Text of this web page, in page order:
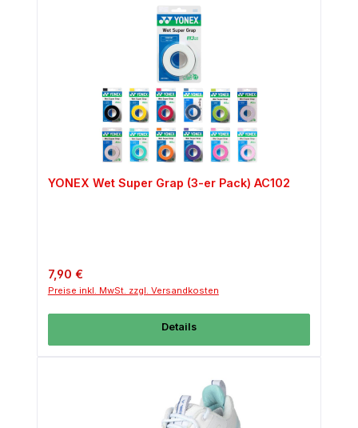
YONEX Wet Super Grap (3-er Pack) AC102
Regulärer Preis:
7,90 €
Preise inkl. MwSt. zzgl. Versandkosten
Details